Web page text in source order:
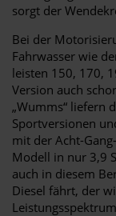
sorgt der
Bei der
Fahrwasser wie
leisten 150, 170,
Version auch
„Wumms“ liefern
Sportversionen
mit der Acht-
Modell in nur 3,9
auch in diesem
Diesel fährt, der